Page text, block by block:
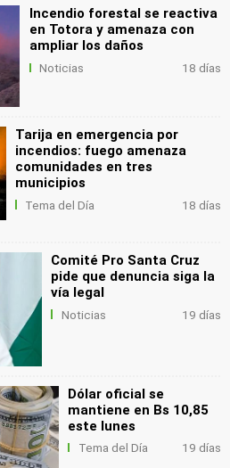
Incendio forestal se reactiva
en Totora y amenaza con
ampliar los daños
Noticias 18 días
Tarija en emergencia por
incendios: fuego amenaza
comunidades en tres
municipios
Tema del Día 18 días
Comité Pro Santa Cruz
pide que denuncia siga la
vía legal
Noticias 19 días
Dólar oficial se
mantiene en Bs 10,85
este lunes
Tema del Día 19 días